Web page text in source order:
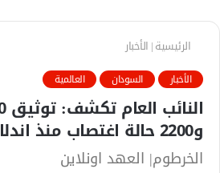
الرئيسية| الأخبار
الأخبار السودان العالمية
و2200 حالة اغتصاب منذ اندلاع الحرب
الخرطوم| العهد اونلاين